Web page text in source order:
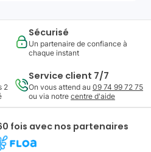
Sécurisé
Un partenaire de confiance à
chaque instant
2
Service client 7/7
On vous attend au 09 74 99 72 75
ou via notre centre d'aide
fois avec nos partenaires